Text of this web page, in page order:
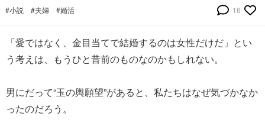
#小説 #夫婦 #婚活 16
「愛ではなく、金目当てで結婚するのは女性だけだ」とい
う考えは、もうひと昔前のものなのかもしれない。
男にだって“玉の輿願望”があると、私たちはなぜ気づかなか
ったのだろう。